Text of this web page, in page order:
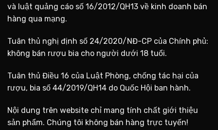
và luật quảng cáo số 16/2012/QH13 về kinh doanh bán
hàng qua mạng.
Tuân thủ nghị định số 24/2020/NĐ-CP của Chính phủ:
không bán rượu bia cho người dưới 18 tuổi.
Tuân thủ Điều 16 của Luật Phòng, chống tác hại của
rượu, bia số 44/2019/QH14 do Quốc Hội ban hành.
Nội dung trên website chỉ mang tính chất giới thiệu
sản phẩm. Chúng tôi không bán hàng trực tuyến!